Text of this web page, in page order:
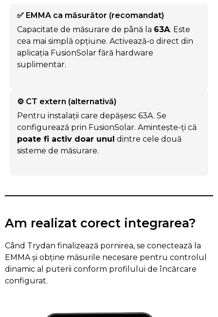
✅ EMMA ca măsurător (recomandat)
Capacitate de măsurare de până la 63A. Este
cea mai simplă opțiune. Activează-o direct din
aplicația FusionSolar fără hardware
suplimentar.
⚙️ CT extern (alternativă)
Pentru instalații care depășesc 63A. Se
configurează prin FusionSolar. Amintește-ți că
poate fi activ doar unul dintre cele două
sisteme de măsurare.
Am realizat corect integrarea?
Când Trydan finalizează pornirea, se conectează la
EMMA și obține măsurile necesare pentru controlul
dinamic al puterii conform profilului de încărcare
configurat.